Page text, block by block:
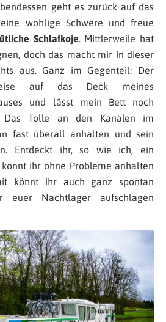
geht es zurück auf das
wohlige Schwere und freue
Schlafkoje. Mittlerweile hat
doch das macht mir in dieser
aus. Ganz im Gegenteil: Der
auf das Deck meines
und lässt mein Bett noch
Das Tolle an den Kanälen im
fast überall anhalten und sein
Entdeckt ihr, so wie ich, ein
ihr ohne Probleme anhalten
könnt ihr auch ganz spontan
euer Nachtlager aufschlagen